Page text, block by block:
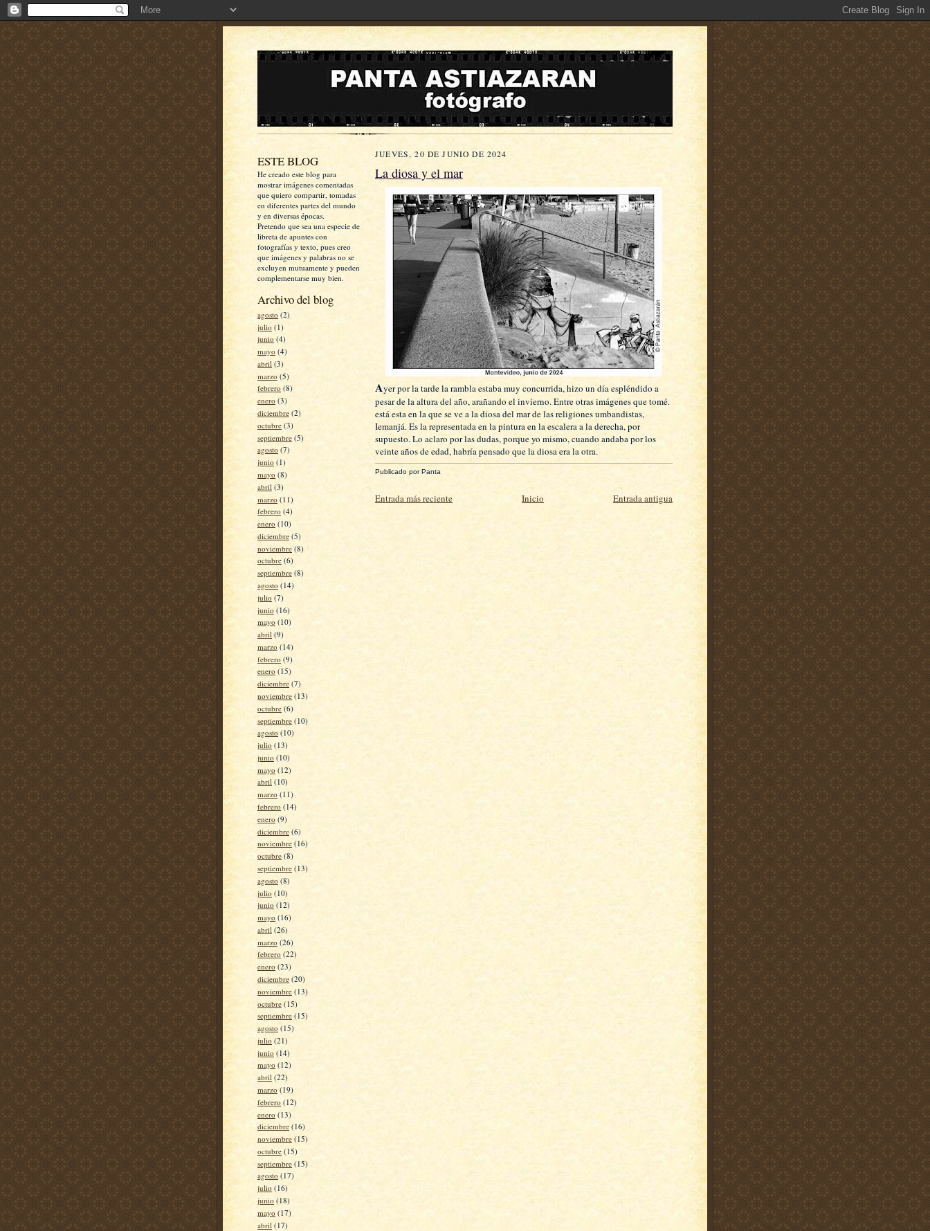
ESTE BLOG
He creado este blog para
mostrar imágenes comentadas
que quiero compartir, tomadas
en diferentes partes del mundo
y en diversas épocas.
Pretendo que sea una especie de
libreta de apuntes con
fotografías y texto, pues creo
que imágenes y palabras no se
excluyen mutuamente y pueden
complementarse muy bien.
Archivo del blog
agosto (2)
julio (1)
junio (4)
mayo (4)
abril (3)
marzo (5)
febrero (8)
enero (3)
diciembre (2)
octubre (3)
septiembre (5)
agosto (7)
junio (1)
mayo (8)
abril (3)
marzo (11)
febrero (4)
enero (10)
diciembre (5)
noviembre (8)
octubre (6)
septiembre (8)
agosto (14)
julio (7)
junio (16)
mayo (10)
abril (9)
marzo (14)
febrero (9)
enero (15)
diciembre (7)
noviembre (13)
octubre (6)
septiembre (10)
agosto (10)
julio (13)
junio (10)
mayo (12)
abril (10)
marzo (11)
febrero (14)
enero (9)
diciembre (6)
noviembre (16)
octubre (8)
septiembre (13)
agosto (8)
julio (10)
junio (12)
mayo (16)
abril (26)
marzo (26)
febrero (22)
enero (23)
diciembre (20)
noviembre (13)
octubre (15)
septiembre (15)
agosto (15)
julio (21)
junio (14)
mayo (12)
abril (22)
marzo (19)
febrero (12)
enero (13)
diciembre (16)
noviembre (15)
octubre (15)
septiembre (15)
agosto (17)
julio (16)
junio (18)
mayo (17)
abril (17)
JUEVES, 20 DE JUNIO DE 2024
La diosa y el mar
Ayer por la tarde la rambla estaba muy concurrida, hizo un día espléndido a
pesar de la altura del año, arañando el invierno. Entre otras imágenes que tomé.
está esta en la que se ve a la diosa del mar de las religiones umbandistas,
Iemanjá. Es la representada en la pintura en la escalera a la derecha, por
supuesto. Lo aclaro por las dudas, porque yo mismo, cuando andaba por los
veinte años de edad, habría pensado que la diosa era la otra.
Publicado porPanta
Entrada más reciente Entrada antigua
Inicio